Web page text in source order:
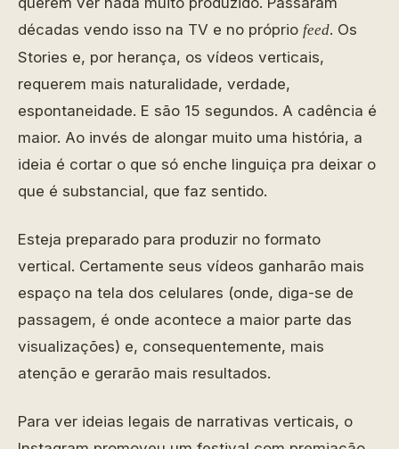
décadas vendo isso na TV e no próprio feed. Os
Stories e, por herança, os vídeos verticais,
requerem mais naturalidade, verdade,
espontaneidade. E são 15 segundos. A cadência é
maior. Ao invés de alongar muito uma história, a
ideia é cortar o que só enche linguiça pra deixar o
que é substancial, que faz sentido.
Esteja preparado para produzir no formato
vertical. Certamente seus vídeos ganharão mais
espaço na tela dos celulares (onde, diga-se de
passagem, é onde acontece a maior parte das
visualizações) e, consequentemente, mais
atenção e gerarão mais resultados.
Para ver ideias legais de narrativas verticais, o